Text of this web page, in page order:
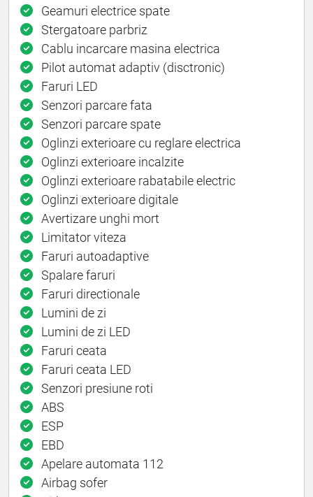
Geamuri electrice spate
Stergatoare parbriz
Cablu incarcare masina electrica
Pilot automat adaptiv (disctronic)
Faruri LED
Senzori parcare fata
Senzori parcare spate
Oglinzi exterioare cu reglare electrica
Oglinzi exterioare incalzite
Oglinzi exterioare rabatabile electric
Oglinzi exterioare digitale
Avertizare unghi mort
Limitator viteza
Faruri autoadaptive
Spalare faruri
Faruri directionale
Lumini de zi
Lumini de zi LED
Faruri ceata
Faruri ceata LED
Senzori presiune roti
ABS
ESP
EBD
Apelare automata 112
Airbag sofer